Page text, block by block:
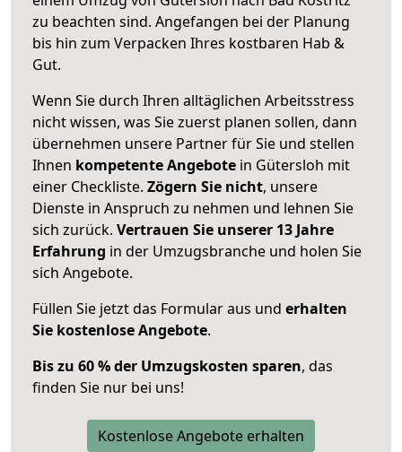
zu beachten sind. Angefangen bei der Planung
bis hin zum Verpacken Ihres kostbaren Hab &
Gut.
Wenn Sie durch Ihren alltäglichen Arbeitsstress
nicht wissen, was Sie zuerst planen sollen, dann
übernehmen unsere Partner für Sie und stellen
Ihnen kompetente Angebote in Gütersloh mit
einer Checkliste. Zögern Sie nicht, unsere
Dienste in Anspruch zu nehmen und lehnen Sie
sich zurück. Vertrauen Sie unserer 13 Jahre
Erfahrung in der Umzugsbranche und holen Sie
sich Angebote.
Füllen Sie jetzt das Formular aus und erhalten
Sie kostenlose Angebote.
Bis zu 60 % der Umzugskosten sparen, das
finden Sie nur bei uns!
Kostenlose Angebote erhalten